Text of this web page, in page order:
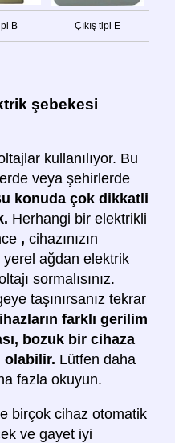
B Çıkış tipi E
şebekesi
kullanılıyor. Bu
veya şehirlerde
konuda çok dikkatli
Herhangi bir elektrikli
, cihazınızın
yerel ağdan elektrik
sormalısınız.
taşınırsanız tekrar
farklı gerilim
bozuk bir cihaza
olabilir. Lütfen daha
fazla okuyun.
birçok cihaz otomatik
ve gayet iyi